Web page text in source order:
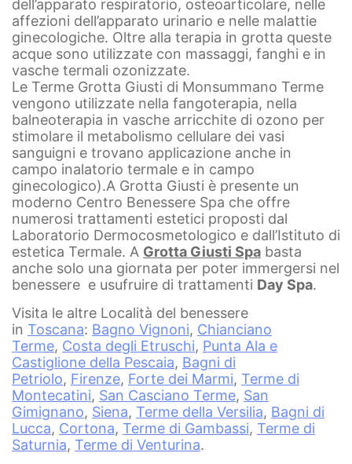
dell’apparato respiratorio, osteoarticolare, nelle
affezioni dell’apparato urinario e nelle malattie
ginecologiche. Oltre alla terapia in grotta queste
acque sono utilizzate con massaggi, fanghi e in
vasche termali ozonizzate.
Le Terme Grotta Giusti di Monsummano Terme
vengono utilizzate nella fangoterapia, nella
balneoterapia in vasche arricchite di ozono per
stimolare il metabolismo cellulare dei vasi
sanguigni e trovano applicazione anche in
campo inalatorio termale e in campo
ginecologico).A Grotta Giusti è presente un
moderno Centro Benessere Spa che offre
numerosi trattamenti estetici proposti dal
Laboratorio Dermocosmetologico e dall’Istituto di
estetica Termale. A Grotta Giusti Spa basta
anche solo una giornata per poter immergersi nel
benessere e usufruire di trattamenti Day Spa.
Visita le altre Località del benessere
in Toscana: Bagno Vignoni, Chianciano
Terme, Costa degli Etruschi, Punta Ala e
Castiglione della Pescaia, Bagni di
Petriolo, Firenze, Forte dei Marmi, Terme di
Montecatini, San Casciano Terme, San
Gimignano, Siena, Terme della Versilia, Bagni di
Lucca, Cortona, Terme di Gambassi, Terme di
Saturnia, Terme di Venturina.